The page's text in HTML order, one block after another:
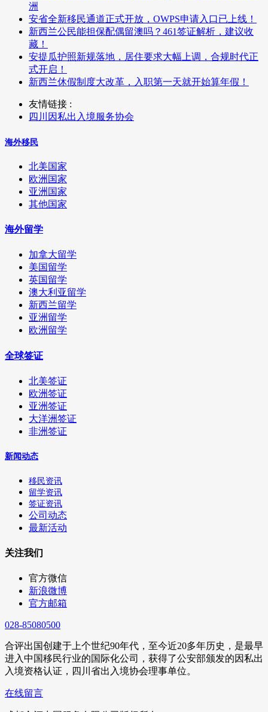
洲
安省全新移民通道正式开放，OWPS申请入口已上线！
新西兰公民能担保配偶留澳吗？461签证解析，建议收
藏！
安提瓜护照新规落地，居住要求大幅上调，合规时代正
式开启！
新西兰休假制度大改革，入职第一天就开始算年假！
友情链接 :
四川因私出入境服务协会
海外移民
北美国家
欧洲国家
亚洲国家
其他国家
海外留学
加拿大留学
美国留学
英国留学
澳大利亚留学
新西兰留学
亚洲留学
欧洲留学
全球签证
北美签证
欧洲签证
亚洲签证
大洋洲签证
非洲签证
新闻动态
移民资讯
留学资讯
签证资讯
公司动态
最新活动
关注我们
官方微信
新浪微博
官方邮箱
028-85080500
合评出国创建于上个世纪90年代，至今近20多年历史，是最早
进入中国移民行业的国际化公司，获得了公安部颁发的因私出
入境资格认证，四川省出入境协会理事单位。
在线留言